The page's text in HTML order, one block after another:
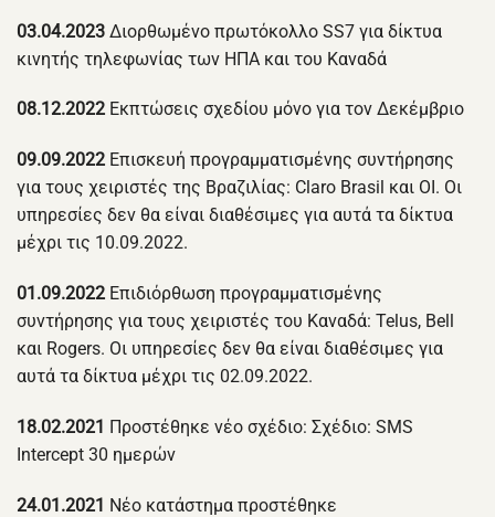
03.04.2023 Διορθωμένο πρωτόκολλο SS7 για δίκτυα
κινητής τηλεφωνίας των ΗΠΑ και του Καναδά
08.12.2022 Εκπτώσεις σχεδίου μόνο για τον Δεκέμβριο
09.09.2022 Επισκευή προγραμματισμένης συντήρησης
για τους χειριστές της Βραζιλίας: Claro Brasil και OI. Οι
υπηρεσίες δεν θα είναι διαθέσιμες για αυτά τα δίκτυα
μέχρι τις 10.09.2022.
01.09.2022 Επιδιόρθωση προγραμματισμένης
συντήρησης για τους χειριστές του Καναδά: Telus, Bell
και Rogers. Οι υπηρεσίες δεν θα είναι διαθέσιμες για
αυτά τα δίκτυα μέχρι τις 02.09.2022.
18.02.2021 Προστέθηκε νέο σχέδιο: Σχέδιο: SMS
Intercept 30 ημερών
24.01.2021 Νέο κατάστημα προστέθηκε